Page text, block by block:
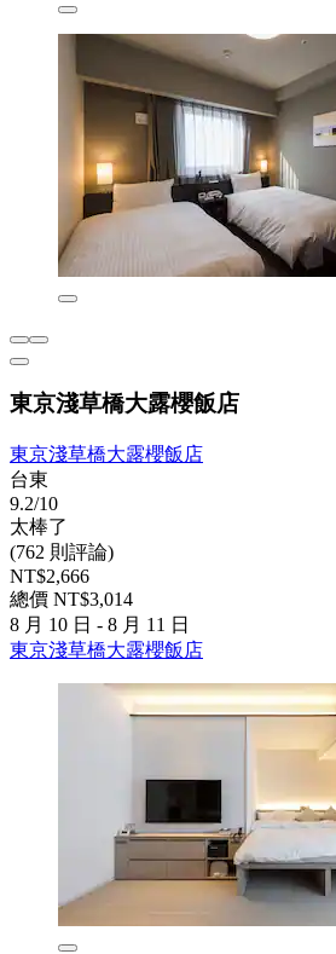
東京淺草橋大露櫻飯店
東京淺草橋大露櫻飯店
台東
9.2/10
太棒了
(762 則評論)
NT$2,666
總價 NT$3,014
8 月 10 日 - 8 月 11 日
東京淺草橋大露櫻飯店